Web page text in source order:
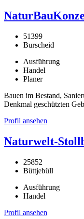
51399
Burscheid
Ausführung
Handel
Planer
Bauen im Bestand,
Denkmal geschützten
Profil ansehen
Naturwelt-
25852
Büttjebüll
Ausführung
Handel
Profil ansehen